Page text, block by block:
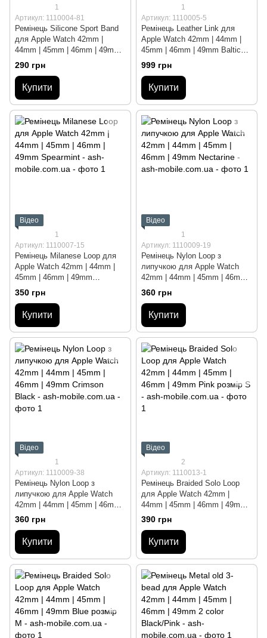
1
Артикул: 1110004-81
Ремінець Silicone Sport Band
для Apple Watch 42mm |
44mm | 45mm | 46mm | 49mm
Cosmos blue розмір L
290 грн
Купити
1
Артикул: 1110005-5
Ремінець Leather Link для
Apple Watch 42mm | 44mm |
45mm | 46mm | 49mm Baltic
Blue
999 грн
Купити
Відео
1
Артикул: 1110007-15
Ремінець Milanese Loop для
Apple Watch 42mm | 44mm |
45mm | 46mm | 49mm
Spearmint
350 грн
Купити
Відео
1
Артикул: 1110009-19
Ремінець Nylon Loop з
липучкою для Apple Watch
42mm | 44mm | 45mm | 46mm |
49mm Nectarine
360 грн
Купити
Відео
1
Артикул: 1110009-38
Ремінець Nylon Loop з
липучкою для Apple Watch
42mm | 44mm | 45mm | 46mm |
49mm Crimson Black
360 грн
Купити
Відео
2
Артикул: 1110013-1
Ремінець Braided Solo Loop
для Apple Watch 42mm |
44mm | 45mm | 46mm | 49mm
Pink розмір S
390 грн
Купити